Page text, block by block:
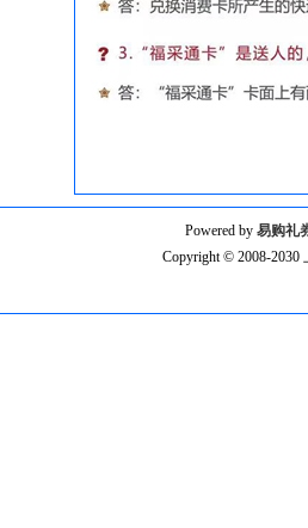
Powered by 易购礼
Copyright © 2008-